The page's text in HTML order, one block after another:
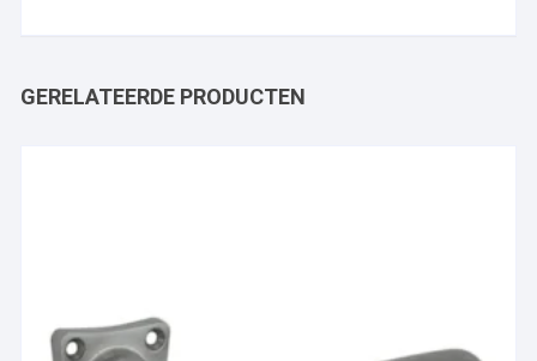
GERELATEERDE PRODUCTEN